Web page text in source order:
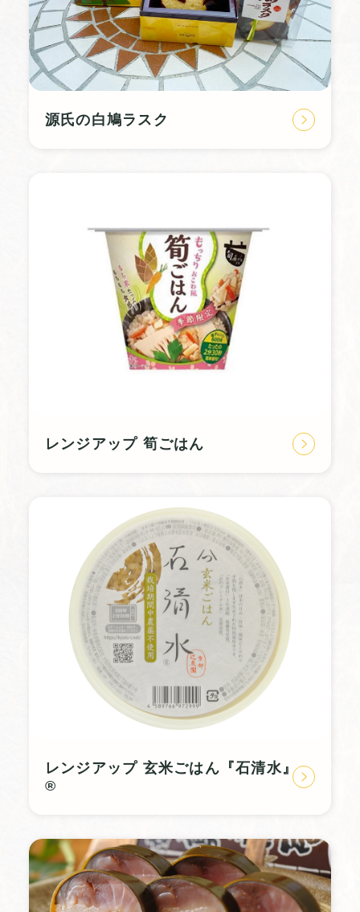
源氏の白鳩ラスク
レンジアップ 筍ごはん
レンジアップ 玄米ごはん『石清水』
®